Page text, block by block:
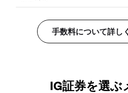
IG証券を選ぶ